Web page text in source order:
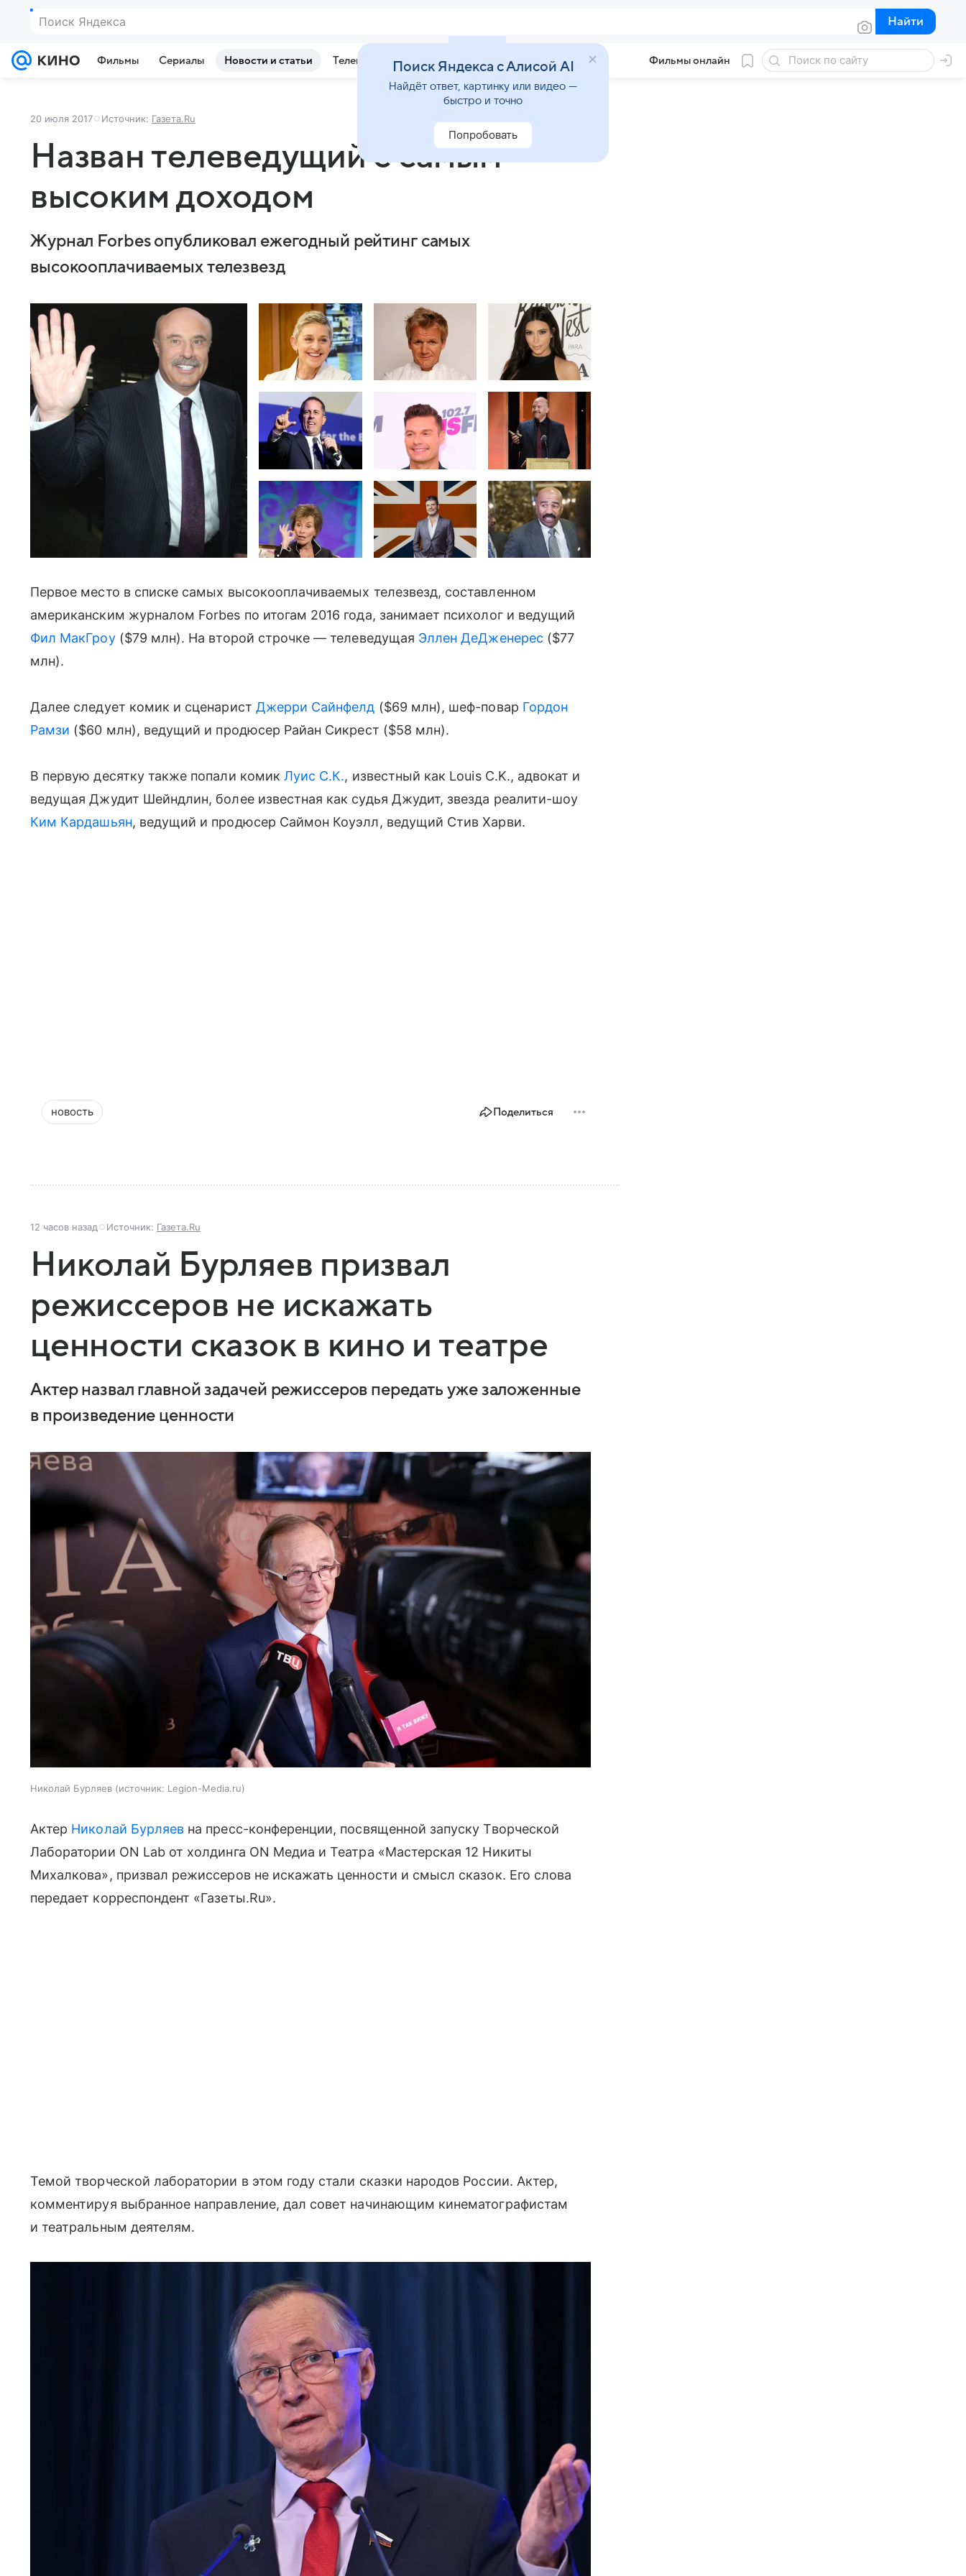
Поиск Яндекса Найти
Найти
Фильмы Сериалы Новости и статьи Телепрограмма Звезды Фильмы онлайн
20 июля 2017 Источник: Газета.Ru
Назван телеведущий с самым
высоким доходом
Журнал Forbes опубликовал ежегодный рейтинг самых
высокооплачиваемых телезвезд
Первое место в списке самых высокооплачиваемых телезвезд, составленном
американским журналом Forbes по итогам 2016 года, занимает психолог и ведущий
Фил МакГроу($79 млн). На второй строчке — телеведущая Эллен ДеДженерес ($77
млн).
Далее следует комик и сценарист Джерри Сайнфелд ($69 млн), шеф-повар Гордон
Рамзи ($60 млн), ведущий и продюсер Райан Сикрест ($58 млн).
В первую десятку также попали комик Луис С.К., известный как Louis C.K., адвокат и
ведущая Джудит Шейндлин, более известная как судья Джудит, звезда реалити-шоу
Ким Кардашьян, ведущий и продюсер Саймон Коуэлл, ведущий Стив Харви.
новость Поделиться
12 часов назад Источник: Газета.Ru
Николай Бурляев призвал
режиссеров не искажать
ценности сказок в кино и театре
Актер назвал главной задачей режиссеров передать уже заложенные
в произведение ценности
Николай Бурляев источник: Legion-Media.ru
Актер Николай Бурляев на пресс-конференции, посвященной запуску Творческой
Лаборатории ON Lab от холдинга ON Медиа и Театра «Мастерская 12 Никиты
Михалкова», призвал режиссеров не искажать ценности и смысл сказок. Его слова
передает корреспондент «Газеты.Ru».
Темой творческой лаборатории в этом году стали сказки народов России. Актер,
комментируя выбранное направление, дал совет начинающим кинематографистам
и театральным деятелям.
Поиск Яндекса с Алисой AI
Найдёт ответ, картинку или видео —
быстро и точно
Попробовать